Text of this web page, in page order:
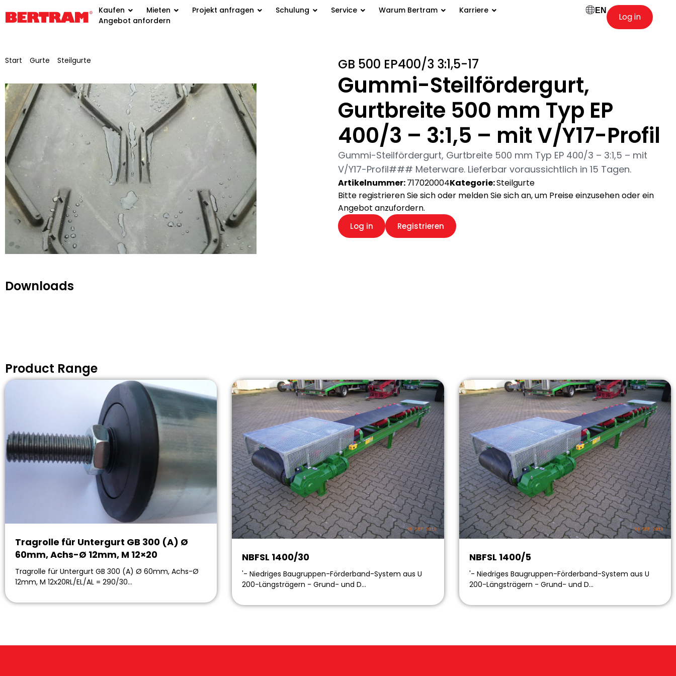
Kaufen Mieten Projekt anfragen Schulung Service Warum Bertram
Karriere
Angebot anfordern
EN
Log in
Start Gurte Steilgurte GB 500 EP400/3 3:1,5-17
Gummi-Steilfördergurt,
Gurtbreite 500 mm Typ EP
400/3 – 3:1,5 – mit V/Y17-Profil
Gummi-Steilfördergurt, Gurtbreite 500 mm Typ EP 400/3 – 3:1,5 – mit
V/Y17-Profil### Meterware. Lieferbar voraussichtlich in 15 Tagen.
Artikelnummer:717020004Kategorie:Steilgurte
Bitte registrieren Sie sich oder melden Sie sich an, um Preise einzusehen oder ein
Angebot anzufordern.
Log in Registrieren
Downloads
Product Range
Tragrolle für Untergurt GB 300 (A) Ø
60mm, Achs-Ø 12mm, M 12×20
Tragrolle für Untergurt GB 300 (A) Ø 60mm, Achs-Ø
12mm, M 12x20RL/EL/AL = 290/30…
NBFSL 1400/30
'- Niedriges Baugruppen-Förderband-System aus U
200-Längsträgern - Grund- und D…
NBFSL 1400/5
'- Niedriges Baugruppen-Förderband-System aus U
200-Längsträgern - Grund- und D…